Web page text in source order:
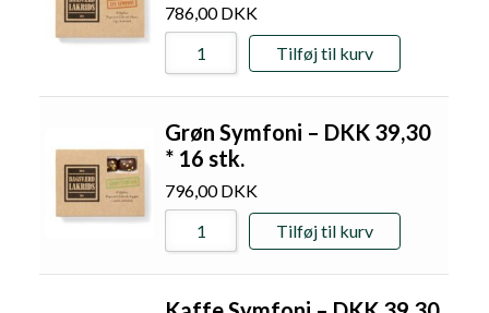
786,00DKK
Tilføj til kurv
Grøn Symfoni – DKK 39,30
* 16 stk.
796,00DKK
Tilføj til kurv